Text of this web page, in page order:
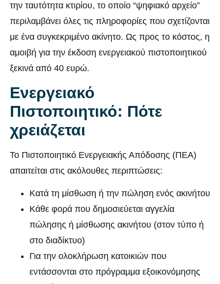
την ταυτότητα κτιρίου, το οποίο “ψηφιακό αρχείο”
περιλαμβάνει όλες τις πληροφορίες που σχετίζονται
με ένα συγκεκριμένο ακίνητο. Ως προς το κόστος, η
αμοιβή για την έκδοση ενεργειακού πιστοποιητικού
ξεκινά από 40 ευρώ.
Ενεργειακό
Πιστοποιητικό: Πότε
χρειάζεται
Το Πιστοποιητικό Ενεργειακής Απόδοσης (ΠΕΑ)
απαιτείται στις ακόλουθες περιπτώσεις:
Κατά τη μίσθωση ή την πώληση ενός ακινήτου
Κάθε φορά που δημοσιεύεται αγγελία
πώλησης ή μίσθωσης ακινήτου (στον τύπο ή
στο διαδίκτυο)
Για την ολοκλήρωση κατοικιών που
εντάσσονται στο πρόγραμμα εξοικονόμησης